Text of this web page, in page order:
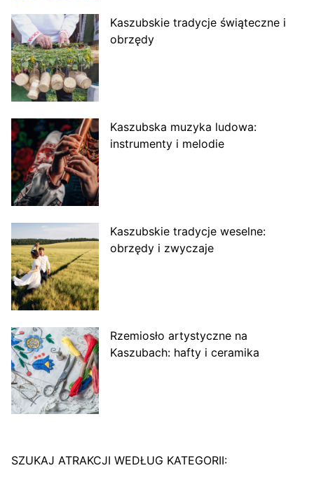
Kaszubskie tradycje świąteczne i
obrzędy
Kaszubska muzyka ludowa:
instrumenty i melodie
Kaszubskie tradycje weselne:
obrzędy i zwyczaje
Rzemiosło artystyczne na
Kaszubach: hafty i ceramika
SZUKAJ ATRAKCJI WEDŁUG KATEGORII: